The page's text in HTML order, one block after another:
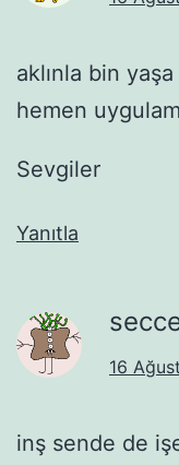
aklınla bin
hemen
Sevgiler
Yanıtla
16
inş sende de